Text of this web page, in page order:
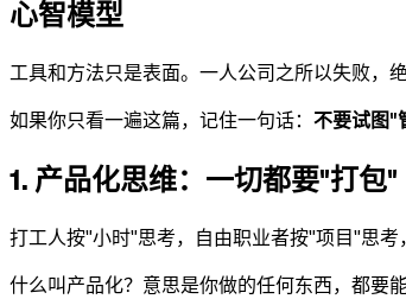
心智模型
工具和方法只是表面。一人公司之所以失败，
如果你只看一遍这篇，记住一句话： 不要试图"
1. 产品化思维：一切都要"打包"
打工人按"小时"思考，自由职业者按"项目"思
什么叫产品化？意思是你做的任何东西，都要